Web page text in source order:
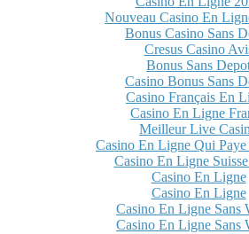
Nouveau Casino En
Bonus Casino Sans
Cresus Casino
Bonus Sans
Casino Bonus Sans
Casino Français En
Casino En Ligne
Meilleur Live
Casino En Ligne Qui
Casino En Ligne
Casino En Ligne
Casino En Ligne
Casino En Ligne Sans
Casino En Ligne Sans